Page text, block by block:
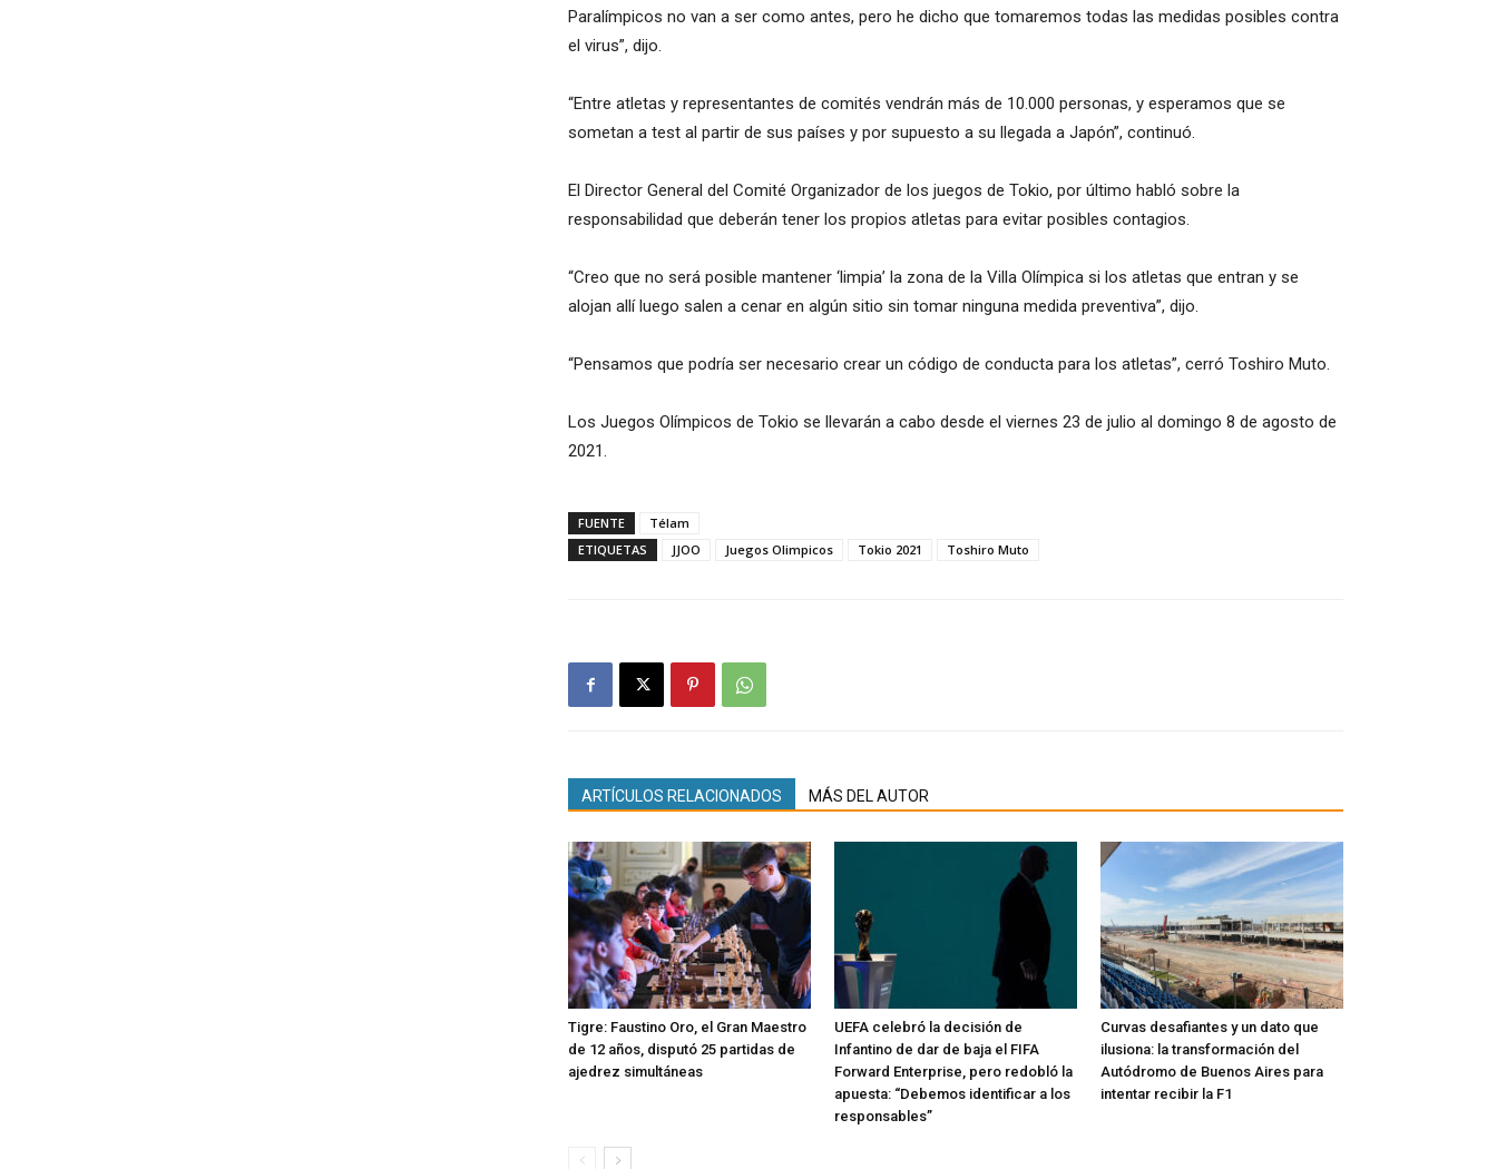
Paralímpicos no van a ser como antes, pero he dicho que tomaremos todas las medidas posibles contra
el virus”, dijo.
“Entre atletas y representantes de comités vendrán más de 10.000 personas, y esperamos que se
sometan a test al partir de sus países y por supuesto a su llegada a Japón”, continuó.
El Director General del Comité Organizador de los juegos de Tokio, por último habló sobre la
responsabilidad que deberán tener los propios atletas para evitar posibles contagios.
“Creo que no será posible mantener ‘limpia’ la zona de la Villa Olímpica si los atletas que entran y se
alojan allí luego salen a cenar en algún sitio sin tomar ninguna medida preventiva”, dijo.
“Pensamos que podría ser necesario crear un código de conducta para los atletas”, cerró Toshiro Muto.
Los Juegos Olímpicos de Tokio se llevarán a cabo desde el viernes 23 de julio al domingo 8 de agosto de
2021.
FUENTE
Télam
ETIQUETAS
JJOO Juegos Olimpicos Tokio 2021 Toshiro Muto
ARTÍCULOS RELACIONADOS MÁS DEL AUTOR
Tigre: Faustino Oro, el Gran Maestro
de 12 años, disputó 25 partidas de
ajedrez simultáneas
UEFA celebró la decisión de
Infantino de dar de baja el FIFA
Forward Enterprise, pero redobló la
apuesta: “Debemos identificar a los
responsables”
Curvas desafiantes y un dato que
ilusiona: la transformación del
Autódromo de Buenos Aires para
intentar recibir la F1